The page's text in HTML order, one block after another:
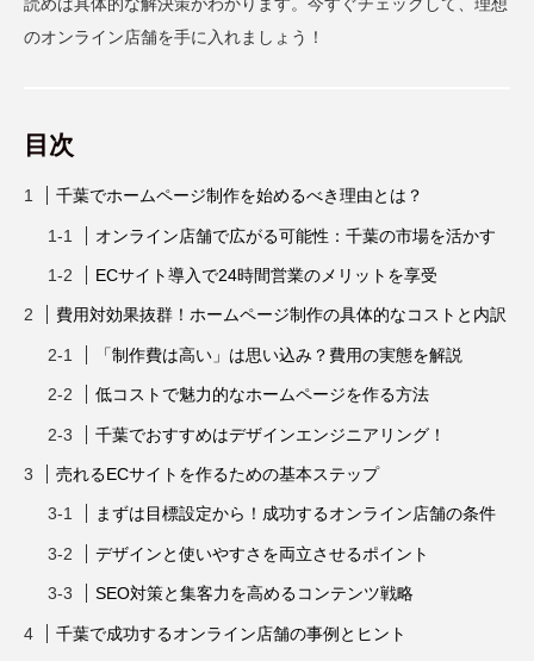
のオンライン店舗を手に入れましょう！
目次
千葉でホームページ制作を始めるべき理由とは？
オンライン店舗で広がる可能性：千葉の市場を活かす
ECサイト導入で24時間営業のメリットを享受
費用対効果抜群！ホームページ制作の具体的なコストと内訳
「制作費は高い」は思い込み？費用の実態を解説
低コストで魅力的なホームページを作る方法
千葉でおすすめはデザインエンジニアリング！
売れるECサイトを作るための基本ステップ
まずは目標設定から！成功するオンライン店舗の条件
デザインと使いやすさを両立させるポイント
SEO対策と集客力を高めるコンテンツ戦略
千葉で成功するオンライン店舗の事例とヒント